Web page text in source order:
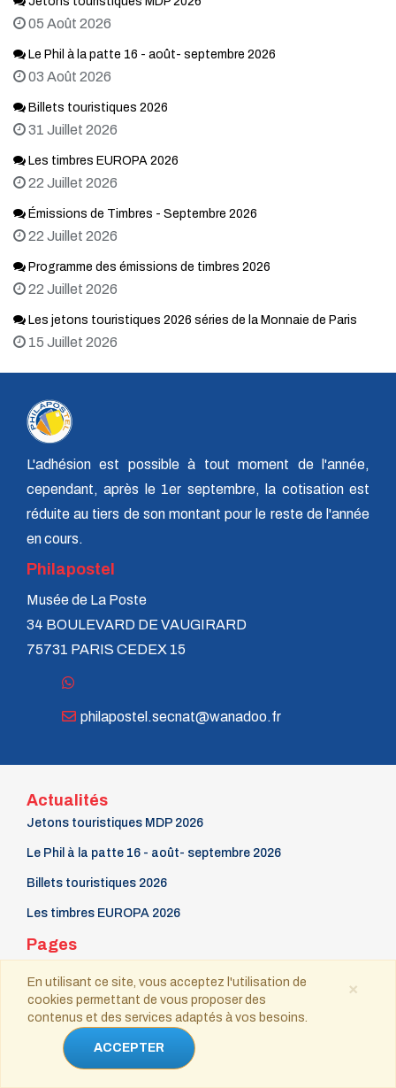
05 Août 2026
Le Phil à la patte 16 - août- septembre 2026
03 Août 2026
Billets touristiques 2026
31 Juillet 2026
Les timbres EUROPA 2026
22 Juillet 2026
Émissions de Timbres - Septembre 2026
22 Juillet 2026
Programme des émissions de timbres 2026
22 Juillet 2026
Les jetons touristiques 2026 séries de la Monnaie de Paris
15 Juillet 2026
L'adhésion est possible à tout moment de l'année,
cependant, après le 1er septembre, la cotisation est
réduite au tiers de son montant pour le reste de l'année
en cours.
Philapostel
Musée de La Poste
34 BOULEVARD DE VAUGIRARD
75731 PARIS CEDEX 15
philapostel.secnat@wanadoo.fr
Actualités
Jetons touristiques MDP 2026
Le Phil à la patte 16 - août- septembre 2026
Billets touristiques 2026
Les timbres EUROPA 2026
Pages
19/04/2018
La Gazette
9 mars Fête du timbre
×
En utilisant ce site, vous acceptez l'utilisation de
cookies permettant de vous proposer des
contenus et des services adaptés à vos besoins.
ACCEPTER